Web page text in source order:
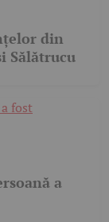
din
Sălătrucu
a